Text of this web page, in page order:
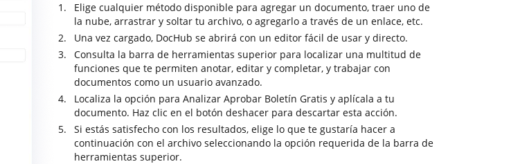
Elige cualquier método disponible para agregar un documento, traer uno de
la nube, arrastrar y soltar tu archivo, o agregarlo a través de un enlace, etc.
Una vez cargado, DocHub se abrirá con un editor fácil de usar y directo.
Consulta la barra de herramientas superior para localizar una multitud de
funciones que te permiten anotar, editar y completar, y trabajar con
documentos como un usuario avanzado.
Localiza la opción para Analizar Aprobar Boletín Gratis y aplícala a tu
documento. Haz clic en el botón deshacer para descartar esta acción.
Si estás satisfecho con los resultados, elige lo que te gustaría hacer a
continuación con el archivo seleccionando la opción requerida de la barra de
herramientas superior.